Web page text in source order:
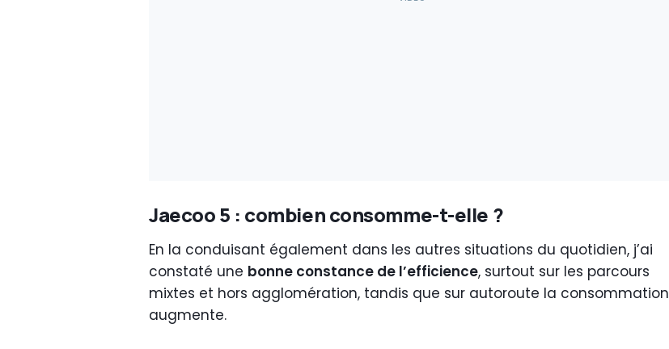
Jaecoo 5 : combien consomme-t-elle ?
En la conduisant également dans les autres situations du quotidien, j’ai
constaté une bonne constance de l’efficience, surtout sur les parcours
mixtes et hors agglomération, tandis que sur autoroute la consommation
augmente.